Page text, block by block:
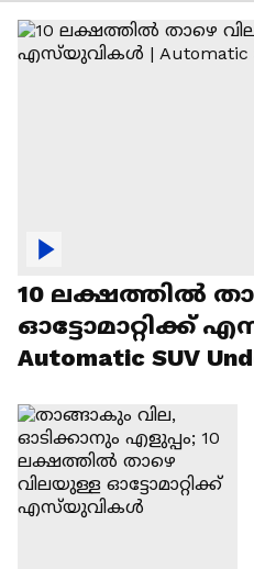
10 ലക്ഷത്തിൽ
ഓട്ടോമാറ്റിക്ക്
Automatic SUV